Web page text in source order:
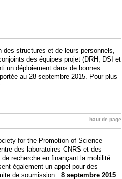
des structures et de leurs personnels,
des équipes projet (DRH, DSI et
un déploiement dans de bonnes
au 28 septembre 2015. Pour plus
haut de page
for the Promotion of Science
des laboratoires CNRS et des
recherche en finançant la mobilité
également un appel pour des
de soumission : 8 septembre 2015.